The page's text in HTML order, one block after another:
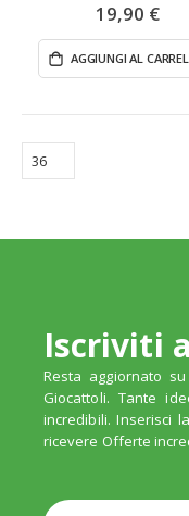
19,90 €
AGGIUNGI AL
Iscriviti
Resta aggiornato
Giocattoli. Tante
incredibili. Inserisci
ricevere Offerte